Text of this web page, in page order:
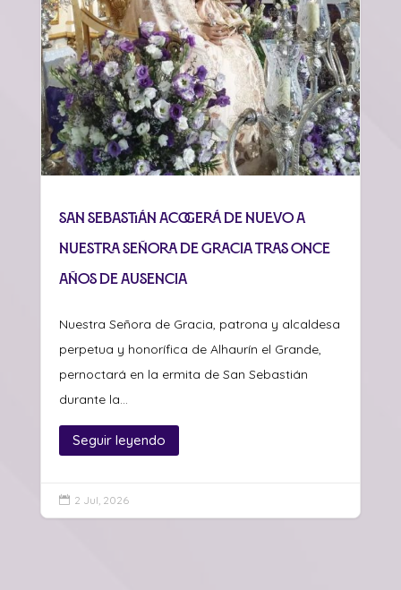
San Sebastián acogerá de nuevo a
Nuestra Señora de Gracia tras once
años de ausencia
Nuestra Señora de Gracia, patrona y alcaldesa
perpetua y honorífica de Alhaurín el Grande,
pernoctará en la ermita de San Sebastián
durante la...
Seguir leyendo
 2 Jul, 2026